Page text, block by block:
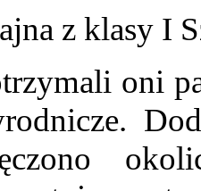
z klasy I
oni